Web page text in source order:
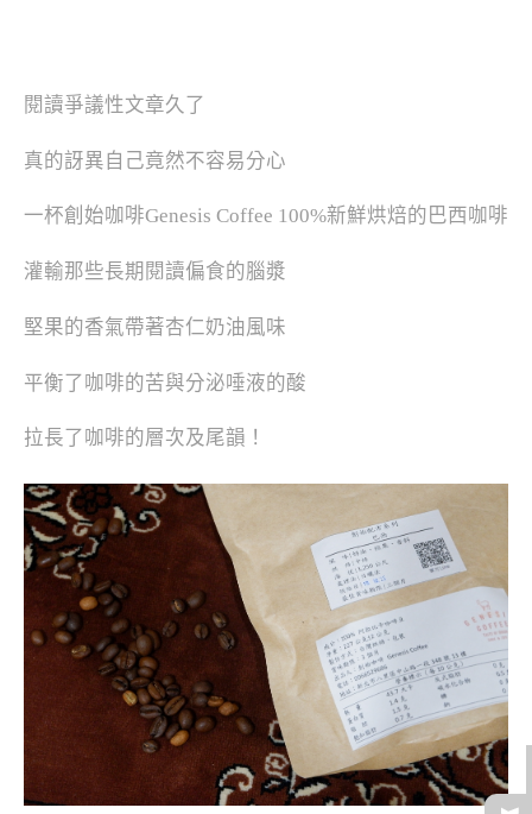
閱讀爭議性文章久了
真的訝異自己竟然不容易分心
一杯創始咖啡Genesis Coffee 100%新鮮烘焙的巴西咖啡
灌輸那些長期閱讀偏食的腦漿
堅果的香氣帶著杏仁奶油風味
平衡了咖啡的苦與分泌唾液的酸
拉長了咖啡的層次及尾韻！